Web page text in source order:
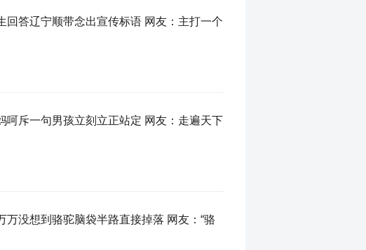
答辽宁顺带念出宣传标语 网友：主打一个
呵斥一句男孩立刻立正站定 网友：走遍天下
没想到骆驼脑袋半路直接掉落 网友：“骆